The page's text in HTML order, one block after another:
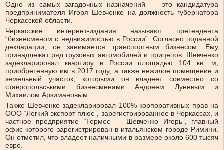
Одно из самых загадочных назначений — это кандидатура
предпринимателя Игоря Шевченко на должность губернатора
Черкасской области.
Черкасские интернет-издания называют претендента
“бизнесменом с недвижимостью в России”. Согласно поданной
декларации, он занимается транспортным бизнесом. Ему
принадлежат ряд грузовых автомобилей и прицепов. Шевченко
задекларировал квартиру в России площадью 104 кв. м,
приобретенную им в 2017 году, а также нежилое помещение и
земельный участок, которыми он владеет совместно со
ставропольськими бизнесменами Андреем Луневым и
Михаилом Арзимановым.
Также Шевченко задекларировал 100% корпоративных прав на
ООО “Легкий экспорт плюс”, зарегистрированное в Черкассах, и
частное предприятие “Гермес — Шевченко Игорь”, главный
офис которого зарегистрирован в итальянском городе Римини.
Он отметил, что владеет наличными в размере около 600 тысяч
евро.